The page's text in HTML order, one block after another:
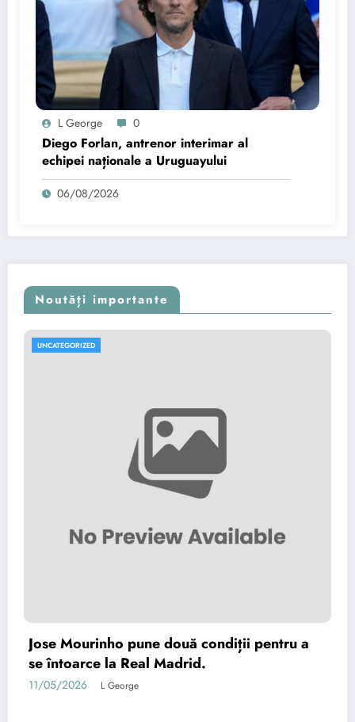
L George 0
Diego Forlan, antrenor interimar al
echipei naționale a Uruguayului
06/08/2026
Noutăți importante
UNCATEGORIZED
Jose Mourinho pune două condiții pentru a
se întoarce la Real Madrid.
11/05/2026 L George